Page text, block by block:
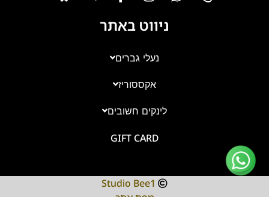
ניווט באתר
נעלי גברים
אקססוריז
לינקים חשובים
GIFT CARD
Studio Bee1